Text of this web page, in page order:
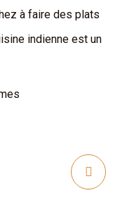
à faire des plats
indienne est un